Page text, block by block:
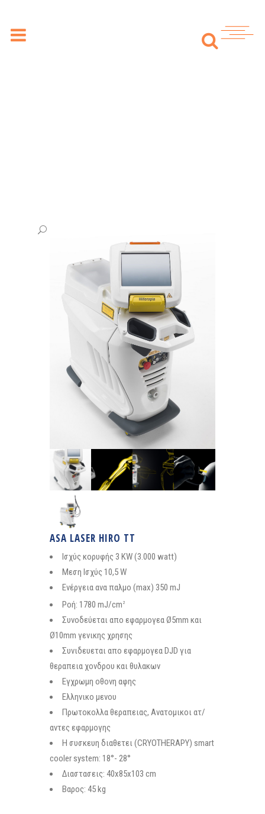
ASA LASER HIRO TT
Ισχύς κορυφής 3 KW (3.000 watt)
Μεση Ισχύς 10,5 W
Ενέργεια ανα παλμο (max) 350 mJ
Ροή: 1780 mJ/cm 2
Συνοδεύεται απο εφαρμογεα Ø5mm και
Ø10mm γενικης χρησης
Συνιδευεται απο εφαρμογεα DJD για
θεραπεια χονδρου και θυλακων
Εγχρωμη οθονη αφης
Ελληνικο μενου
Πρωτοκολλα θεραπειας, Ανατομικοι ατ/
αντες εφαρμογης
Η συσκευη διαθετει (CRYOTHERAPY) smart
cooler system: 18°- 28°
Διαστασεις: 40x85x103 cm
Βαρος: 45 kg